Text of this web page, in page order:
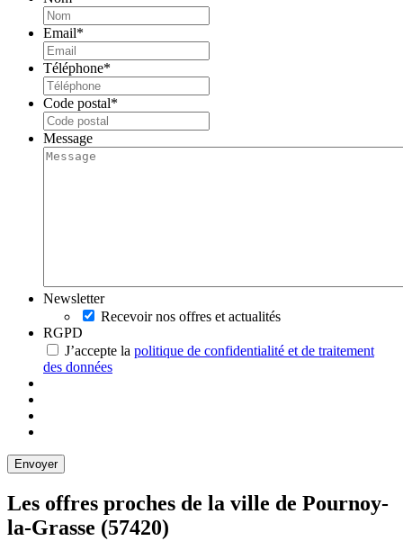
Email*
Téléphone*
Code postal*
Message
Newsletter
Recevoir nos offres et actualités
RGPD
J’accepte la politique de confidentialité et de traitement
des données
Les offres proches de la ville de Pournoy-
la-Grasse (57420)